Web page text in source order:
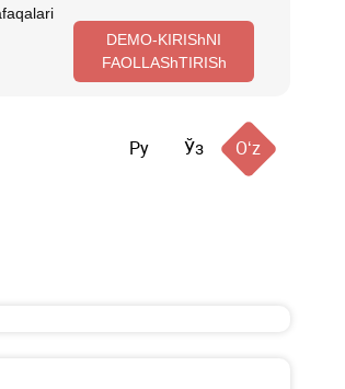
DEMO-KIRIShNI
FAOLLAShTIRISh
Ру Ўз Oʻz